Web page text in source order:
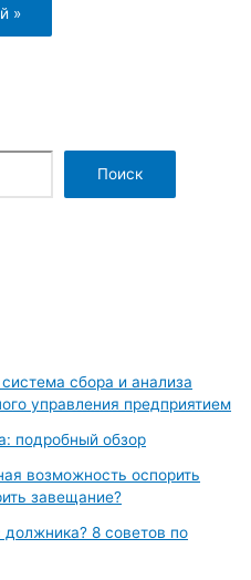
Поиск
сбора и анализа
управления предприятием
подробный обзор
возможность оспорить
завещание?
должника? 8 советов по